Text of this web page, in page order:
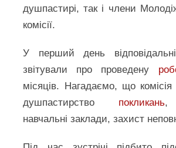
душпастирі, так і члени
комісії.
У перший день
звітували про проведену
місяців. Нагадаємо, що комісія
душпастирство покликань,
навчальні заклади, захист